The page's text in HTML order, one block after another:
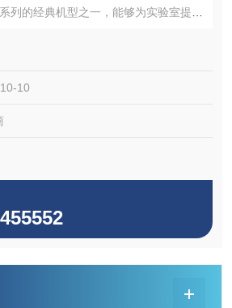
列的经典机型之一，能够为实验室提供
获取MicroCL17最新价格。
10